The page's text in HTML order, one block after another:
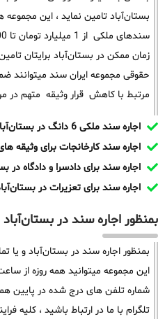
بستان‌آباد تامین نماید ، این مجموعه
زمان ممکن در بستان‌آباد برایتان
حقوقی مجموعه ایران سند میتوانند
مرتبط با کاهش قرار وثیقه متهم در
اجاره سند ملکی 6 دانگ در بستان‌آباد
اجاره سند کارخانجات برای وثیقه های بالای 1000 میلیارد
اجاره سند برای دادسرا و دادگاه در
اجاره سند برای تعزیرات در
بمنظور اجاره سند در
بمنظور اجاره سند در بستان‌آباد و یا
شماره تلفن های درج شده در پایین
تلگرام با ما در ارتباط باشید ، کلیه